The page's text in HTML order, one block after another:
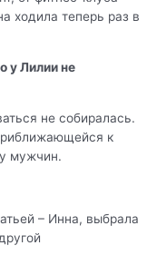
ходила теперь раз в
у Лилии не
не собиралась.
к
мужчин.
– Инна, выбрала